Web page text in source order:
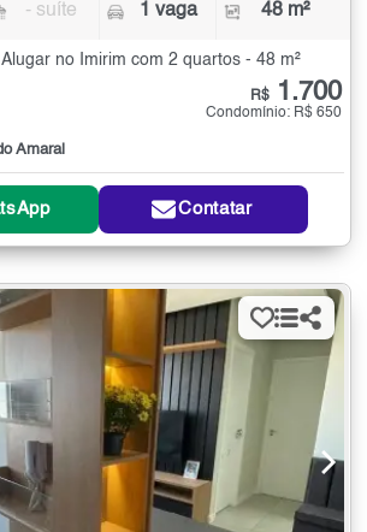
- suíte 1 vaga 48 m²
no Imirim com 2 quartos - 48 m²
Amaral
R$ 1.700
Condomínio: R$ 650
Contatar